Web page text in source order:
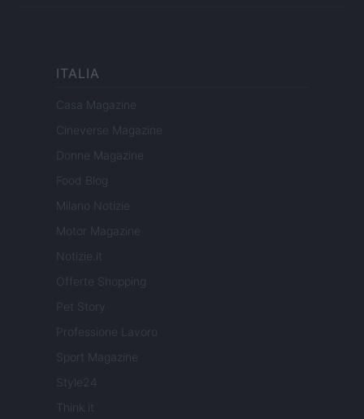
ITALIA
Casa Magazine
Cineverse Magazine
Donne Magazine
Food Blog
Milano Notizie
Motor Magazine
Notizie.it
Offerte Shopping
Pet Story
Professione Lavoro
Sport Magazine
Style24
Think.it